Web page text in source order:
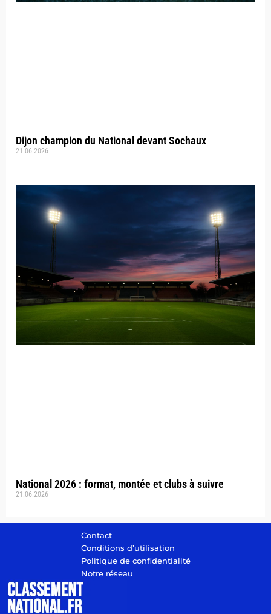
Dijon champion du National devant Sochaux
21.06.2026
National 2026 : format, montée et clubs à suivre
21.06.2026
Contact
Conditions d’utilisation
Politique de confidentialité
Notre réseau